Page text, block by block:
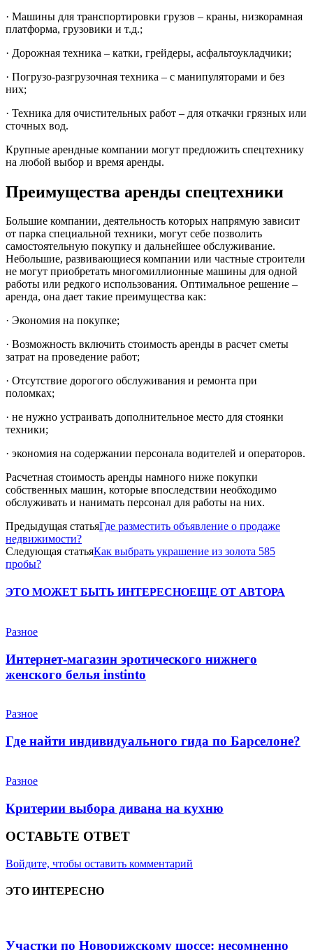
· Машины для транспортировки грузов – краны, низкорамная
платформа, грузовики и т.д.;
· Дорожная техника – катки, грейдеры, асфальтоукладчики;
· Погрузо-разгрузочная техника – с манипуляторами и без
них;
· Техника для очистительных работ – для откачки грязных или
сточных вод.
Крупные арендные компании могут предложить спецтехнику
на любой выбор и время аренды.
Преимущества аренды спецтехники
Большие компании, деятельность которых напрямую зависит
от парка специальной техники, могут себе позволить
самостоятельную покупку и дальнейшее обслуживание.
Небольшие, развивающиеся компании или частные строители
не могут приобретать многомиллионные машины для одной
работы или редкого использования. Оптимальное решение –
аренда, она дает такие преимущества как:
· Экономия на покупке;
· Возможность включить стоимость аренды в расчет сметы
затрат на проведение работ;
· Отсутствие дорогого обслуживания и ремонта при
поломках;
· не нужно устраивать дополнительное место для стоянки
техники;
· экономия на содержании персонала водителей и операторов.
Расчетная стоимость аренды намного ниже покупки
собственных машин, которые впоследствии необходимо
обслуживать и нанимать персонал для работы на них.
Предыдущая статьяГде разместить объявление о продаже
недвижимости?
Следующая статьяКак выбрать украшение из золота 585
пробы?
ЭТО МОЖЕТ БЫТЬ ИНТЕРЕСНОЕЩЕ ОТ АВТОРА
Разное
Интернет-магазин эротического нижнего
женского белья instinto
Разное
Где найти индивидуального гида по Барселоне?
Разное
Критерии выбора дивана на кухню
ОСТАВЬТЕ ОТВЕТ
Войдите, чтобы оставить комментарий
ЭТО ИНТЕРЕСНО
Участки по Новорижскому шоссе: несомненно